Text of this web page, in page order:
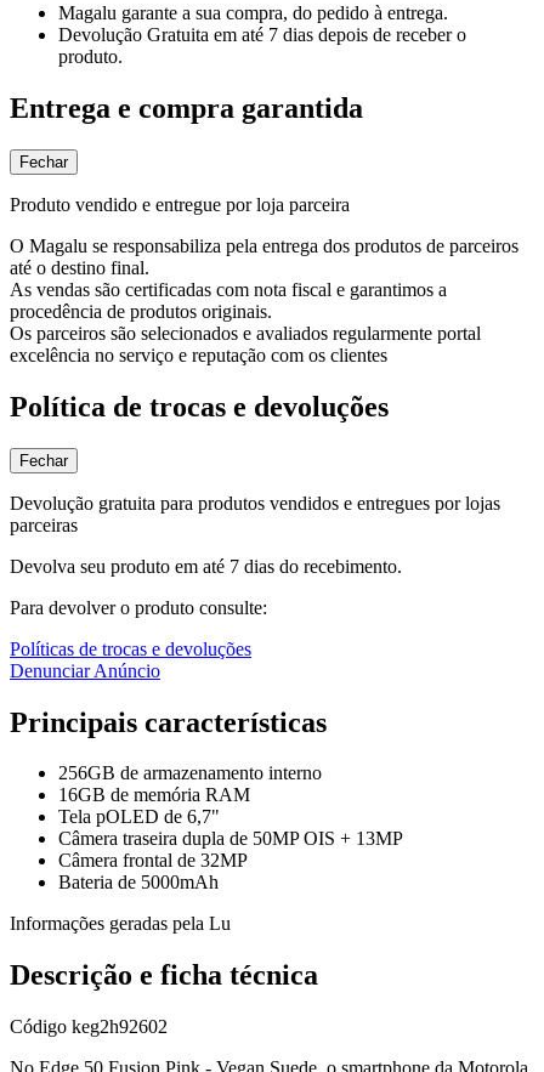
Magalu garante a sua compra, do pedido à entrega.
Devolução Gratuita em até 7 dias depois de receber o
produto.
Entrega e compra garantida
Fechar
Produto vendido e entregue por loja parceira
O Magalu se responsabiliza pela entrega dos produtos de parceiros
até o destino final.
As vendas são certificadas com nota fiscal e garantimos a
procedência de produtos originais.
Os parceiros são selecionados e avaliados regularmente portal
excelência no serviço e reputação com os clientes
Política de trocas e devoluções
Fechar
Devolução gratuita para produtos vendidos e entregues por lojas
parceiras
Devolva seu produto em até 7 dias do recebimento.
Para devolver o produto consulte:
Políticas de trocas e devoluções
Denunciar Anúncio
Principais características
256GB de armazenamento interno
16GB de memória RAM
Tela pOLED de 6,7"
Câmera traseira dupla de 50MP OIS + 13MP
Câmera frontal de 32MP
Bateria de 5000mAh
Informações geradas pela Lu
Descrição e ficha técnica
Código keg2h92602